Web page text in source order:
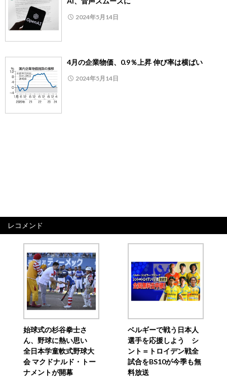
2024年5月14日
4月の企業物価、0.9％上昇 伸び率は横ばい
2024年5月14日
レコメンド
始球式の杉谷拳士さ
ん、野球に熱い思い
全日本学童軟式野球大
会 マクドナルド・トー
ナメントが開幕
ベルギーで戦う日本人
選手を応援しよう シ
ント＝トロイデン戦全
試合をBS10が今季も無
料放送